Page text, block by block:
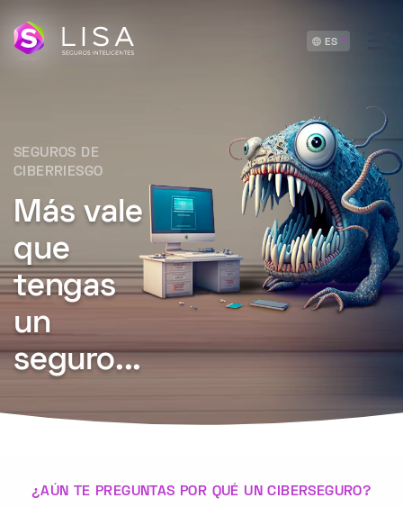
ES
SEGUROS DE
CIBERRIESGO
Más vale
que
tengas
un
seguro...
¿AÚN TE PREGUNTAS POR QUÉ UN CIBERSEGURO?